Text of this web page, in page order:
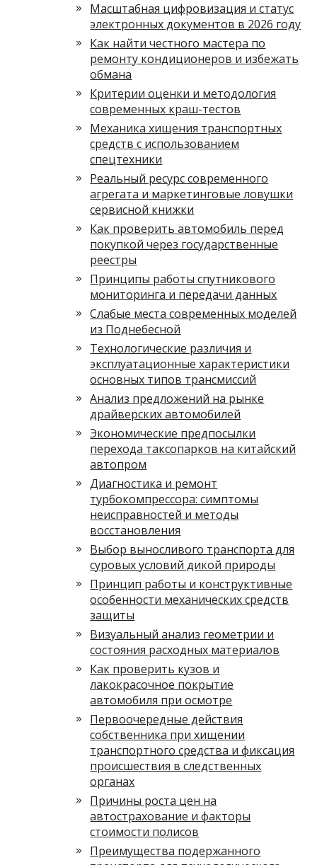
Масштабная цифровизация и статус
электронных документов в 2026 году
Как найти честного мастера по
ремонту кондиционеров и избежать
обмана
Критерии оценки и методология
современных краш-тестов
Механика хищения транспортных
средств с использованием
спецтехники
Реальный ресурс современного
агрегата и маркетинговые ловушки
сервисной книжки
Как проверить автомобиль перед
покупкой через государственные
реестры
Принципы работы спутникового
мониторинга и передачи данных
Слабые места современных моделей
из Поднебесной
Технологические различия и
эксплуатационные характеристики
основных типов трансмиссий
Анализ предложений на рынке
драйверских автомобилей
Экономические предпосылки
перехода таксопарков на китайский
автопром
Диагностика и ремонт
турбокомпрессора: симптомы
неисправностей и методы
восстановления
Выбор выносливого транспорта для
суровых условий дикой природы
Принцип работы и конструктивные
особенности механических средств
защиты
Визуальный анализ геометрии и
состояния расходных материалов
Как проверить кузов и
лакокрасочное покрытие
автомобиля при осмотре
Первоочередные действия
собственника при хищении
транспортного средства и фиксация
происшествия в следственных
органах
Причины роста цен на
автострахование и факторы
стоимости полисов
Преимущества подержанного